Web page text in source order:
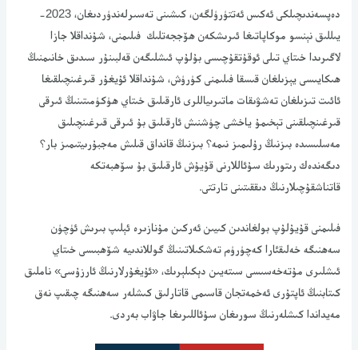
دەپسەندىچىلكى ئەكىس ئەتتۈرۈلگەن، كىشىنى تەسىرلەندۈردىغان، 2023-
يىللىق نېنسو موكاپاتىغا ئىرىشكەن ھۆججەتلىك فىلىمنى، شۇنداقلا جازا
لاگىرىدا خىتاي تىلى ئوقۇتقۇچىسى بۇلۇپ ئىشلىگەن قەلبىنۇر سىدىق خانىمنىڭ
ھىكايىسى يېزىلغان قىسقا فىلىمنى كۈرۈش، شۇنداقلا ئۇيغۇر قىرغىنچىلقىغا
ئائىت تىزىلغان تەشۋىقات ماتىرىياللرى ئارقىلىق خىتاي ھۈكۈمىتىنىڭ ئىرقى
قىرغىنچىلقىنى تېخىمۇ ياخشى چۈشنىش ئارقىلىق بۇ ئىرقى قىرغىنچىلىق
مەسلىسىدە بىزنىڭ رۇلىمىز نىمە؟ بىزنىڭ قانداق قىلىش مەجبۇرىيتىمىز بار؟
دىگەندەك رىتورىك سۇئاللارنى قۇيۇش ئارقىلىق بۇ سۆھبەتكە
قاتناشقۇچىلارنىڭ دىققىتىنى تارتتى.
فىلىمنى قۇيۇلۇپ بولغاندىن كىيىن ئەركىن مۇنازىرە ئېلىپ بىرىش ئۈچۈن
سەھنىگە خەلىقئارا كەچۈرۈم تەشكىلاتىنىڭ گوللاندىيە شۆھبىسى خىتاي
ئىشلىرى مۇتەخەسىسى سىتەيىن دېكىلېرىك، «ئۇيغۇرلارنىڭ ئارزۇسى» ناملىق
كىتابنىڭ ئاپتۇرى ئەخمەتجان قاسىمى قاتارلىق كىشلەر سەھنىگە چىقىپ نەق
مەيداندا كىشلەرنىڭ سورىغان سۇئاللىرىغا جاۋاب بەردى.